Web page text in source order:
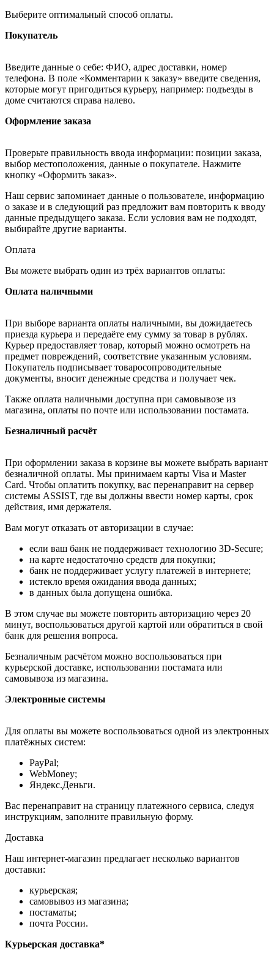
Выберите оптимальный способ оплаты.
Покупатель
Введите данные о себе: ФИО, адрес доставки, номер
телефона. В поле «Комментарии к заказу» введите сведения,
которые могут пригодиться курьеру, например: подъезды в
доме считаются справа налево.
Оформление заказа
Проверьте правильность ввода информации: позиции заказа,
выбор местоположения, данные о покупателе. Нажмите
кнопку «Оформить заказ».
Наш сервис запоминает данные о пользователе, информацию
о заказе и в следующий раз предложит вам повторить к вводу
данные предыдущего заказа. Если условия вам не подходят,
выбирайте другие варианты.
Оплата
Вы можете выбрать один из трёх вариантов оплаты:
Оплата наличными
При выборе варианта оплаты наличными, вы дожидаетесь
приезда курьера и передаёте ему сумму за товар в рублях.
Курьер предоставляет товар, который можно осмотреть на
предмет повреждений, соответствие указанным условиям.
Покупатель подписывает товаросопроводительные
документы, вносит денежные средства и получает чек.
Также оплата наличными доступна при самовывозе из
магазина, оплаты по почте или использовании постамата.
Безналичный расчёт
При оформлении заказа в корзине вы можете выбрать вариант
безналичной оплаты. Мы принимаем карты Visa и Master
Card. Чтобы оплатить покупку, вас перенаправит на сервер
системы ASSIST, где вы должны ввести номер карты, срок
действия, имя держателя.
Вам могут отказать от авторизации в случае:
если ваш банк не поддерживает технологию 3D-Secure;
на карте недостаточно средств для покупки;
банк не поддерживает услугу платежей в интернете;
истекло время ожидания ввода данных;
в данных была допущена ошибка.
В этом случае вы можете повторить авторизацию через 20
минут, воспользоваться другой картой или обратиться в свой
банк для решения вопроса.
Безналичным расчётом можно воспользоваться при
курьерской доставке, использовании постамата или
самовывоза из магазина.
Электронные системы
Для оплаты вы можете воспользоваться одной из электронных
платёжных систем:
PayPal;
WebMoney;
Яндекс.Деньги.
Вас перенаправит на страницу платежного сервиса, следуя
инструкциям, заполните правильную форму.
Доставка
Наш интернет-магазин предлагает несколько вариантов
доставки:
курьерская;
самовывоз из магазина;
постаматы;
почта России.
Курьерская доставка*